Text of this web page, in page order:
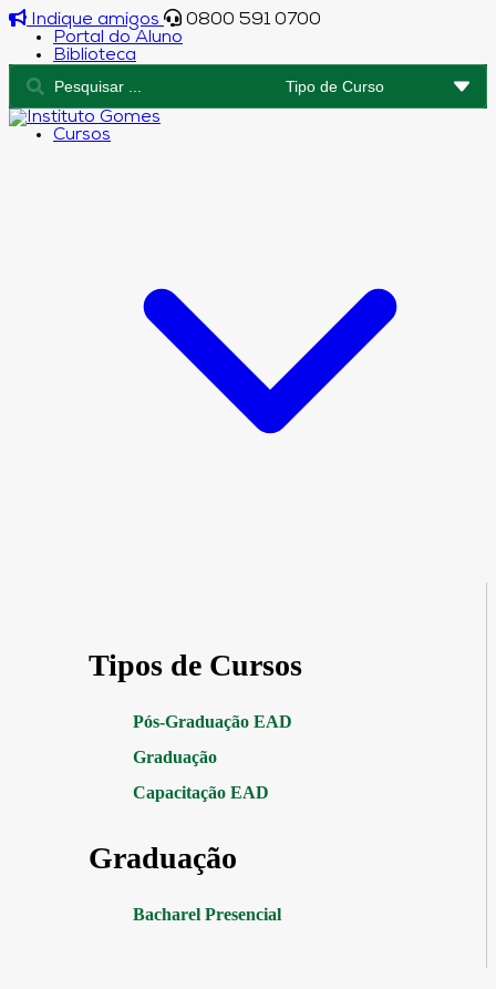
Indique amigos
0800 591 0700
Portal do Aluno
Biblioteca
Cursos
Tipos de Cursos
Pós-Graduação EAD
Graduação
Capacitação EAD
Graduação
Bacharel Presencial